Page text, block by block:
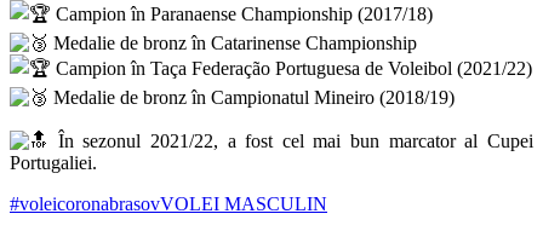
Campion în Paranaense Championship (2017/18)
Medalie de bronz în Catarinense Championship
Campion în Taça Federação Portuguesa de Voleibol (2021/22)
Medalie de bronz în Campionatul Mineiro (2018/19)
În sezonul 2021/22, a fost cel mai bun marcator al Cupei
Portugaliei.
#voleicoronabrasovVOLEI MASCULIN